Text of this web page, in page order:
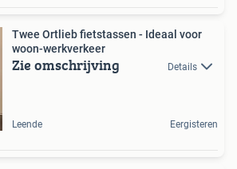
Twee Ortlieb fietstassen - Ideaal voor
woon-werkverkeer
Zie omschrijving Details
Leende Eergisteren